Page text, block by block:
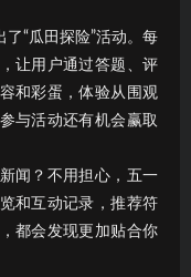
“瓜田探险”活动。每
让用户通过答题、评
和彩蛋，体验从围观
与活动还有机会赢取
闻？不用担心，五一
和互动记录，推荐符
都会发现更加贴合你